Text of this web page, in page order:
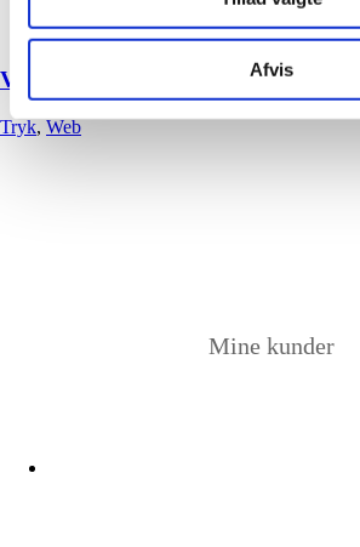
Afvis
VVS Mester
Tryk, Web
Mine kunder